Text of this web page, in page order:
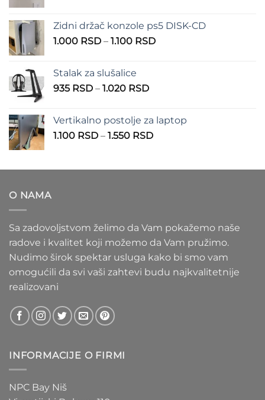
555 RSD
do
Zidni držač konzole ps5 DISK-CD
1.000 RSD – 1.100 RSDRaspon
Stalak za slušalice
935 RSD – 1.020 RSDRaspon
935 RSD
do
Vertikalno postolje za laptop
1.100 RSD – 1.550 RSDRaspon
1.100 RSD
O NAMA
Sa zadovoljstvom želimo da Vam pokažemo naše
radove i kvalitet koji možemo da Vam pružimo.
Nudimo širok spektar usluga kako bi smo vam
omogućili da svi vaši zahtevi budu najkvalitetnije
realizovani
INFORMACIJE O FIRMI
NPC Bay Niš